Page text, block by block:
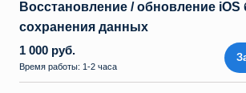
Восстановление / обновление iOS
сохранения данных
1 000 руб.
Время работы: 1-2 часа